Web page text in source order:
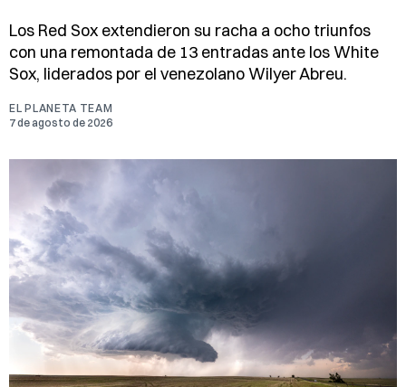
Los Red Sox extendieron su racha a ocho triunfos
con una remontada de 13 entradas ante los White
Sox, liderados por el venezolano Wilyer Abreu.
EL PLANETA TEAM
7 de agosto de 2026